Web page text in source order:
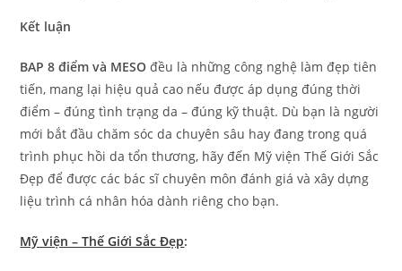
Kết luận
BAP 8 điểm và MESO đều là những công nghệ làm đẹp tiên
tiến, mang lại hiệu quả cao nếu được áp dụng đúng thời
điểm – đúng tình trạng da – đúng kỹ thuật. Dù bạn là người
mới bắt đầu chăm sóc da chuyên sâu hay đang trong quá
trình phục hồi da tổn thương, hãy đến Mỹ viện Thế Giới Sắc
Đẹp để được các bác sĩ chuyên môn đánh giá và xây dựng
liệu trình cá nhân hóa dành riêng cho bạn.
Mỹ viện – Thế Giới Sắc Đẹp: